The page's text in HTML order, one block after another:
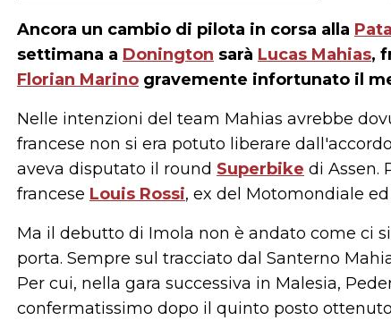
Ancora un cambio di pilota in corsa alla Pata
settimana a Donington sarà Lucas Mahias,
Florian Marino gravemente infortunato il
Nelle intenzioni del team Mahias avrebbe
francese non si era potuto liberare
aveva disputato il round Superbike di Assen.
francese Louis Rossi, ex del Motomondiale
Ma il debutto di Imola non è andato come ci
porta. Sempre sul tracciato dal Santerno
Per cui, nella gara successiva in Malesia,
confermatissimo dopo il quinto posto